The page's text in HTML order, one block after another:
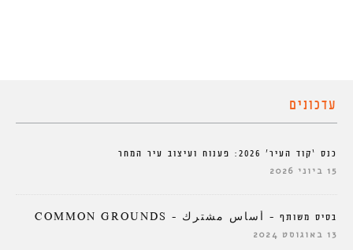
עדכונים
כנס ‘קוד העיר’ 2026: פענוח ועיצוב עיר המחר
15 ביוני 2026
בסיס משותף – أساس مشترك – COMMON GROUNDS
13 באוגוסט 2024